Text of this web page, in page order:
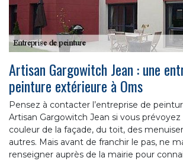
Artisan Gargowitch Jean : une
peinture extérieure à Oms
Pensez à contacter l’entreprise de
Artisan Gargowitch Jean si vous prévoyez
couleur de la façade, du toit, des
autres. Mais avant de franchir le pas, ne
renseigner auprès de la mairie pour